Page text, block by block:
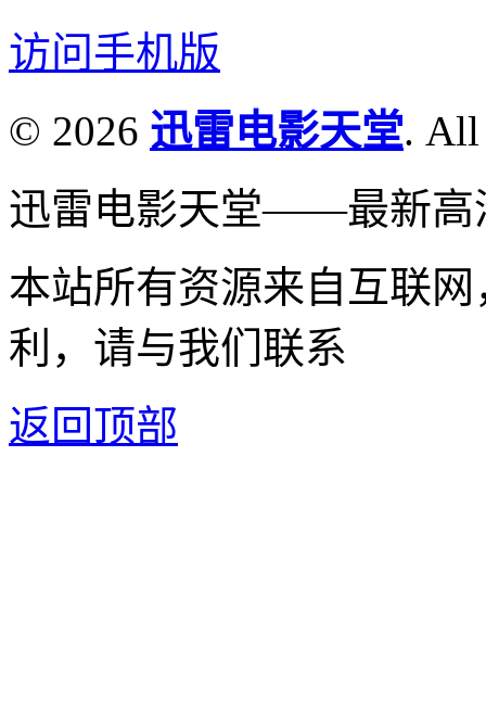
访问手机版
© 2026 迅雷电影天堂. All
迅雷电影天堂——最新高
本站所有资源来自互联
利，请与我们联系
返回顶部